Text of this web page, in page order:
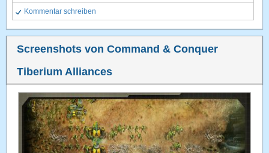
Kommentar schreiben
Screenshots von Command & Conquer
Tiberium Alliances